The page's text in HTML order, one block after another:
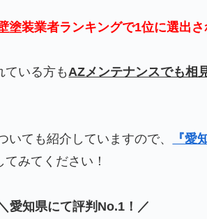
塗装業者ランキングで1位に選出さ
ている方もAZメンテナンスでも相
いても紹介していますので、
『愛
みてください！
愛知県にて評判No.1！／